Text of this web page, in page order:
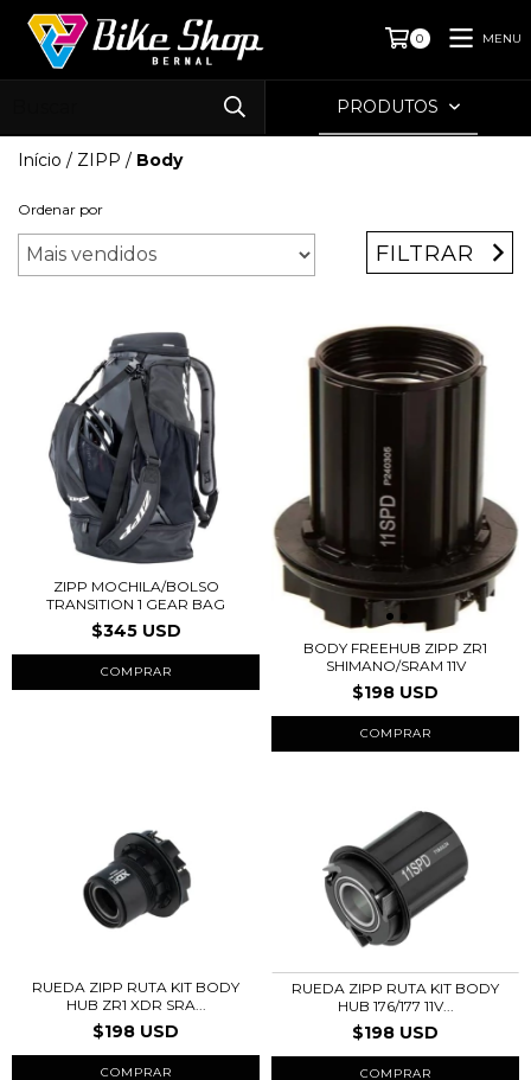
0 MENU
PRODUTOS
Início / ZIPP / Body
Ordenar por
FILTRAR
ZIPP MOCHILA/BOLSO
TRANSITION 1 GEAR BAG
$345 USD
BODY FREEHUB ZIPP ZR1
SHIMANO/SRAM 11V
$198 USD
RUEDA ZIPP RUTA KIT BODY
HUB ZR1 XDR SRA...
$198 USD
RUEDA ZIPP RUTA KIT BODY
HUB 176/177 11V...
$198 USD